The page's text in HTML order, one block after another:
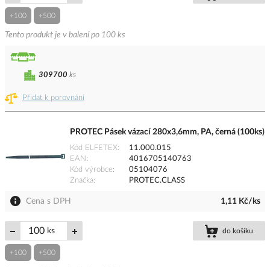
+100 +500
Tento produkt je v balení po 100 ks
Přidat k porovnání
309700 ks
PROTEC Pásek vázací 280x3,6mm, PA, černá (100ks)
Kód ELFETEX
11.000.015
EAN
4016705140763
Kód výrobce
05104076
Značka
PROTEC.CLASS
Cena s DPH 1,11 Kč/ks
ks do košíku
+100 +500